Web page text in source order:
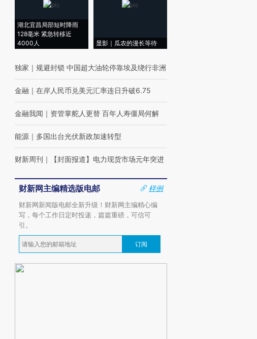
湖北宜昌局部短时降雨
128毫米 紧急转移近
4000人
显影｜瓜农的漫长等待
独家 ｜ 规避封锁 中国超大油轮停靠埃及绕行非洲
金融 ｜ 在岸人民币兑美元汇率连日升破6.75
金融我闻 ｜ 资管掌舵人更替 百年人寿僵局何解
能源 ｜ 多国出台光伏新政加速转型
财新周刊 ｜ 【封面报道】电力现货市场元年突进
财新网主编精选版电邮
样例
财新网新闻版电邮全新升级！财新网主编精心编
写，每个工作日定时投递，篇篇重磅，可信可
引。
订阅